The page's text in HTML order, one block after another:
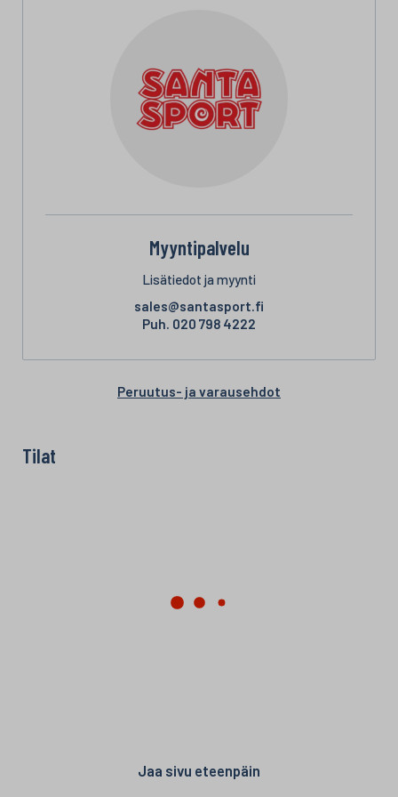
Myyntipalvelu
Lisätiedot ja myynti
sales@santasport.fi
Puh. 020 798 4222
Peruutus- ja varausehdot
Tilat
Jaa sivu eteenpäin